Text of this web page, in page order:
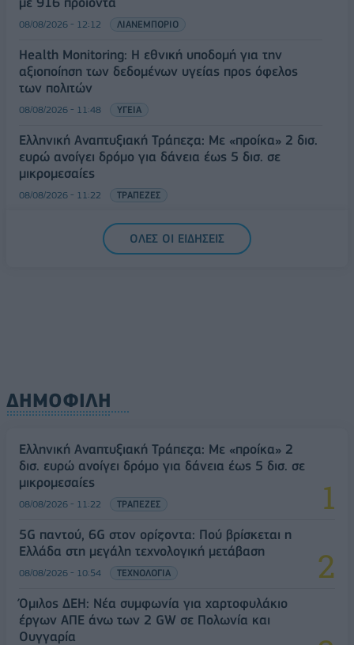
08/08/2026 - 12:12 ΛΙΑΝΕΜΠΟΡΙΟ
Health Monitoring: Η εθνική υποδομή για την
αξιοποίηση των δεδομένων υγείας προς όφελος
των πολιτών
08/08/2026 - 11:48 ΥΓΕΙΑ
Ελληνική Αναπτυξιακή Τράπεζα: Με «προίκα» 2 δισ.
ευρώ ανοίγει δρόμο για δάνεια έως 5 δισ. σε
μικρομεσαίες
08/08/2026 - 11:22 ΤΡΑΠΕΖΕΣ
5G παντού, 6G στον ορίζοντα: Πού βρίσκεται η
Ελλάδα στη μεγάλη τεχνολογική μετάβαση
ΟΛΕΣ ΟΙ ΕΙΔΗΣΕΙΣ
ΔΗΜΟΦΙΛΗ
Ελληνική Αναπτυξιακή Τράπεζα: Με «προίκα» 2
δισ. ευρώ ανοίγει δρόμο για δάνεια έως 5 δισ. σε
μικρομεσαίες
08/08/2026 - 11:22 ΤΡΑΠΕΖΕΣ
5G παντού, 6G στον ορίζοντα: Πού βρίσκεται η
Ελλάδα στη μεγάλη τεχνολογική μετάβαση
08/08/2026 - 10:54 ΤΕΧΝΟΛΟΓΙΑ
Όμιλος ΔΕΗ: Νέα συμφωνία για χαρτοφυλάκιο
έργων ΑΠΕ άνω των 2 GW σε Πολωνία και
Ουγγαρία